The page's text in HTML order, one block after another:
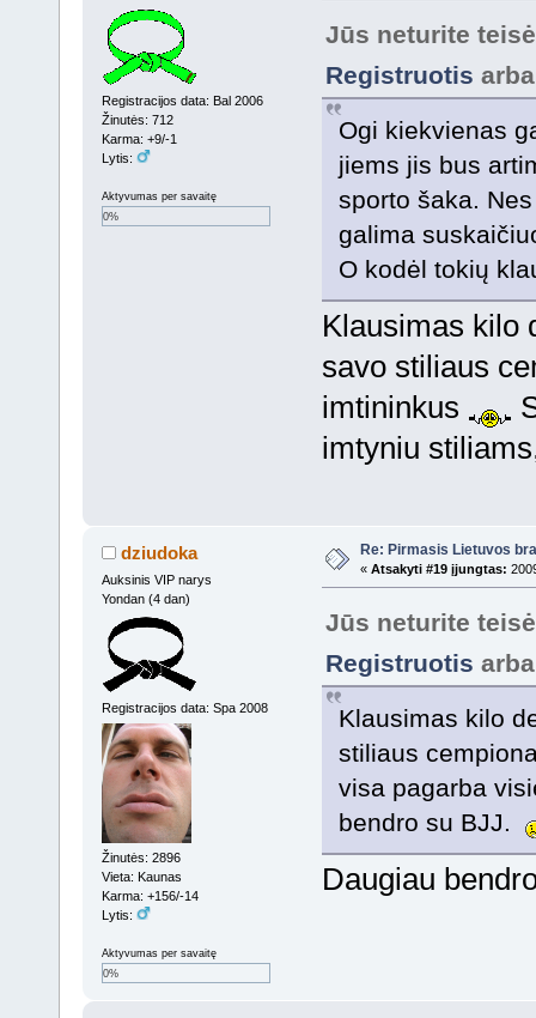
Registracijos data: Bal 2006
Žinutės: 712
Karma: +9/-1
Lytis:
Aktyvumas per savaitę
0%
Jūs neturite
Registruotis
Ogi kiekvienas
jiems jis bus
sporto šaka.
galima
O kodėl tokių
Klausimas kilo
savo stiliaus
imtininkus
imtyniu
dziudoka
Auksinis VIP narys
Yondan (4 dan)
Registracijos data: Spa 2008
Žinutės: 2896
Vieta: Kaunas
Karma: +156/-14
Lytis:
Aktyvumas per savaitę
0%
Re: Pirmasis Lietuvos
« Atsakyti #19 įjungtas:
Jūs neturite
Registruotis
Klausimas kilo
stiliaus
visa pagarba
bendro su BJJ.
Daugiau